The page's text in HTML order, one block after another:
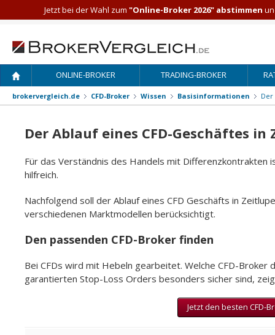
ONLINE-BROKER TRADING-BROKER
brokervergleich.de CFD-Broker Wissen Basisinformationen Der
Der Ablauf eines CFD-Geschäftes in
Für das Verständnis des Handels mit
hilfreich.
Nachfolgend soll der Ablauf eines CFD Geschäfts in
verschiedenen Marktmodellen berücksichtigt.
Den passenden CFD-Broker finden
Bei CFDs wird mit Hebeln gearbeitet. Welche CFD-Broker
garantierten Stop-Loss Orders besonders sicher sind,
Jetzt den besten CFD-
Jetzt bei der Wahl zum "Online-Broker 2026" abstimmen